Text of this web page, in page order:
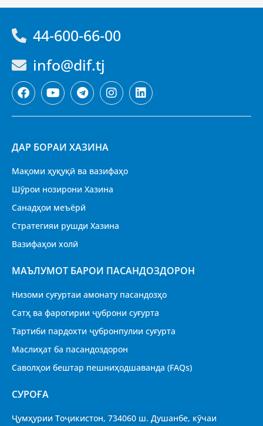
44-600-66-00
info@dif.tj
ДАР БОРАИ ХАЗИНА
Мақоми ҳуқуқӣ ва вазифаҳо
Шӯрои нозирони Хазина
Санадҳои меъёрӣ
Стратегияи рушди Хазина
Вазифаҳои холӣ
МАЪЛУМОТ БАРОИ ПАСАНДОЗДОРОН
Низоми суғуртаи амонату пасандозҳо
Сатҳ ва фарогирии ҷуброни суғурта
Тартиби пардохти ҷубронпулии суғурта
Маслиҳат ба пасандоздорон
Саволҳои бештар пешниҳодшаванда (FAQs)
CУРОҒА
Ҷумҳурии Тоҷикистон, 734060 ш. Душанбе, кӯчаи